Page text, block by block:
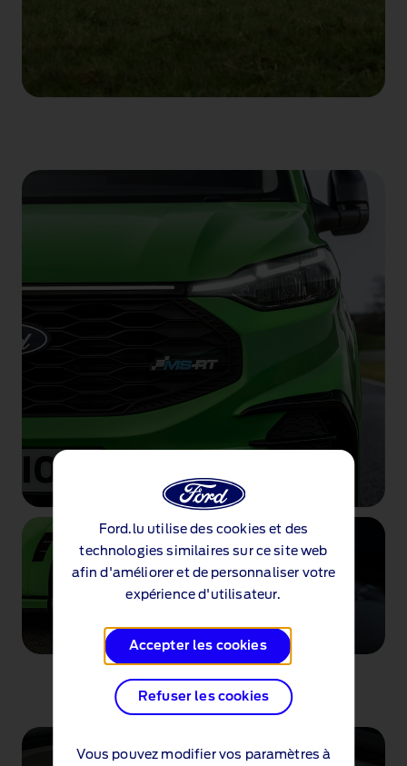
Ford.lu utilise des cookies et des
technologies similaires sur ce site web
afin d'améliorer et de personnaliser votre
expérience d'utilisateur.
Accepter les cookies
Refuser les cookies
Vous pouvez modifier vos paramètres à